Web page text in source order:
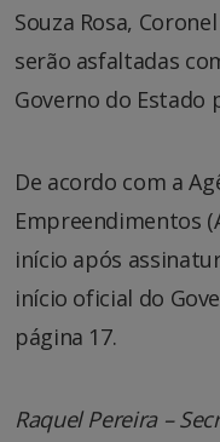
Souza Rosa,
serão asfaltadas
Governo do Estado
De acordo com a
Empreendimentos
início após
início oficial do
página 17.
Raquel Pereira –